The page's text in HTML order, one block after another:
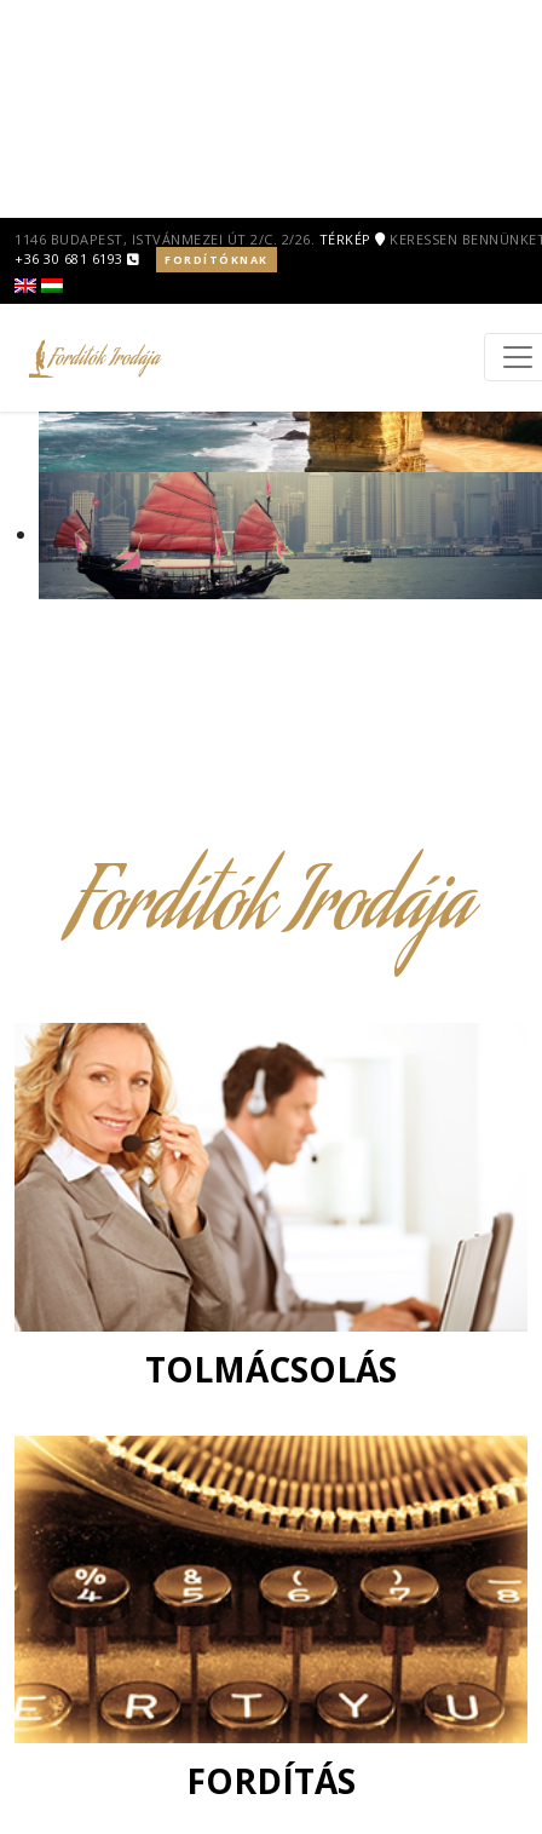
1146 BUDAPEST, ISTVÁNMEZEI ÚT 2/C. 2/26. TÉRKÉP
KERESSEN
+36 30 681 6193
FORDÍTÓKNAK
Fordítók Irodája
TOLMÁCSOLÁS
FORDÍTÁS